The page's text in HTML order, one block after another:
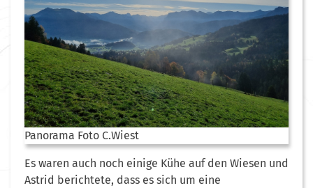
Panorama Foto C.Wiest
Es waren auch noch einige Kühe auf den Wiesen und
Astrid berichtete, dass es sich um eine